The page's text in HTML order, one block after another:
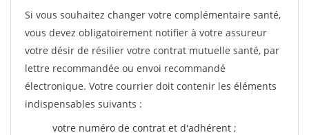
Si vous souhaitez changer votre complémentaire santé,
vous devez obligatoirement notifier à votre assureur
votre désir de résilier votre contrat mutuelle santé, par
lettre recommandée ou envoi recommandé
électronique. Votre courrier doit contenir les éléments
indispensables suivants :
votre numéro de contrat et d'adhérent ;